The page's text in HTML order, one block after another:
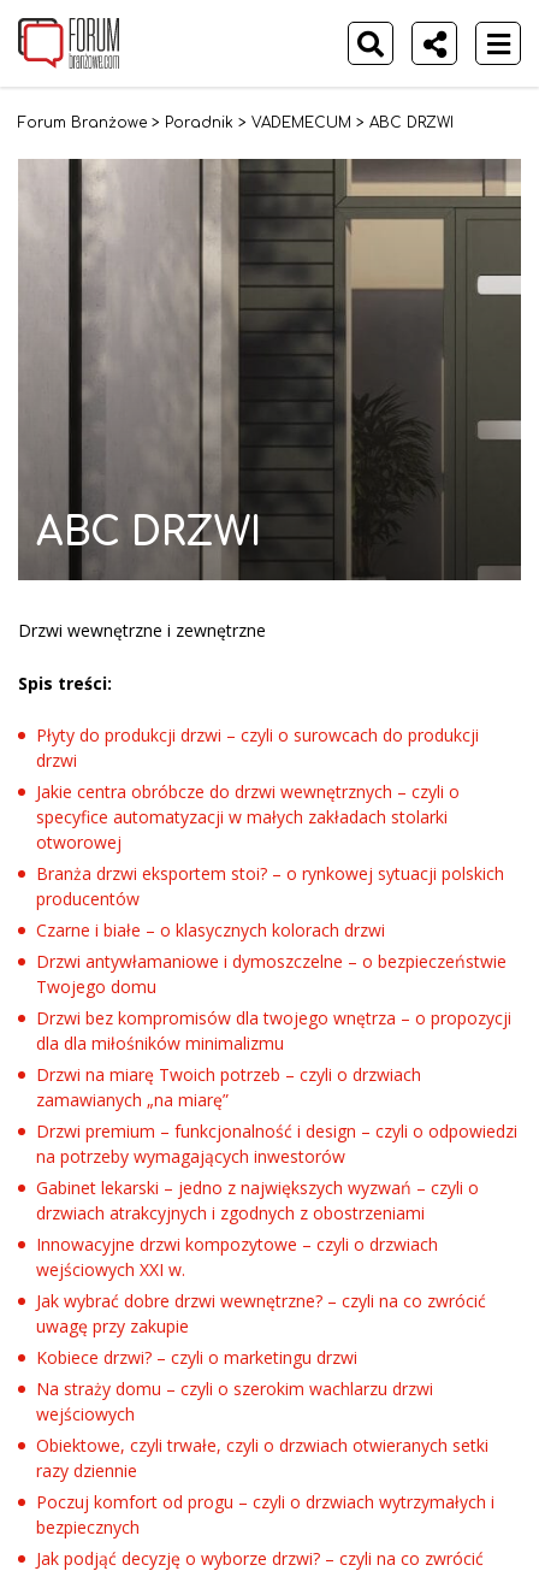
Forum Branżowe > Poradnik > VADEMECUM > ABC DRZWI
ABC DRZWI
Drzwi wewnętrzne i zewnętrzne
Spis treści:
Płyty do produkcji drzwi – czyli o surowcach do produkcji
drzwi
Jakie centra obróbcze do drzwi wewnętrznych – czyli o
specyfice automatyzacji w małych zakładach stolarki
otworowej
Branża drzwi eksportem stoi? – o rynkowej sytuacji polskich
producentów
Czarne i białe – o klasycznych kolorach drzwi
Drzwi antywłamaniowe i dymoszczelne – o bezpieczeństwie
Twojego domu
Drzwi bez kompromisów dla twojego wnętrza – o propozycji
dla dla miłośników minimalizmu
Drzwi na miarę Twoich potrzeb – czyli o drzwiach
zamawianych „na miarę”
Drzwi premium – funkcjonalność i design – czyli o odpowiedzi
na potrzeby wymagających inwestorów
Gabinet lekarski – jedno z największych wyzwań – czyli o
drzwiach atrakcyjnych i zgodnych z obostrzeniami
Innowacyjne drzwi kompozytowe – czyli o drzwiach
wejściowych XXI w.
Jak wybrać dobre drzwi wewnętrzne? – czyli na co zwrócić
uwagę przy zakupie
Kobiece drzwi? – czyli o marketingu drzwi
Na straży domu – czyli o szerokim wachlarzu drzwi
wejściowych
Obiektowe, czyli trwałe, czyli o drzwiach otwieranych setki
razy dziennie
Poczuj komfort od progu – czyli o drzwiach wytrzymałych i
bezpiecznych
Jak podjąć decyzję o wyborze drzwi? – czyli na co zwrócić